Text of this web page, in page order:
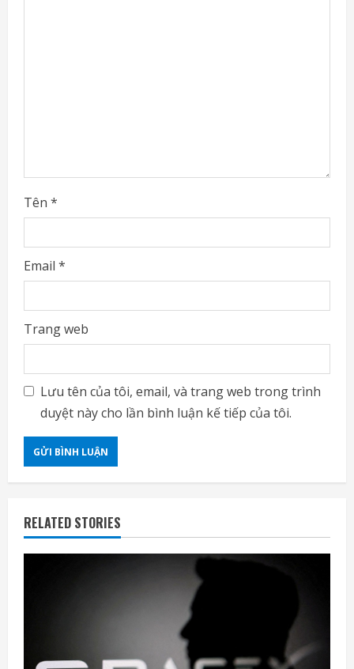
Tên *
Email *
Trang web
Lưu tên của tôi, email, và trang web trong trình
duyệt này cho lần bình luận kế tiếp của tôi.
RELATED STORIES